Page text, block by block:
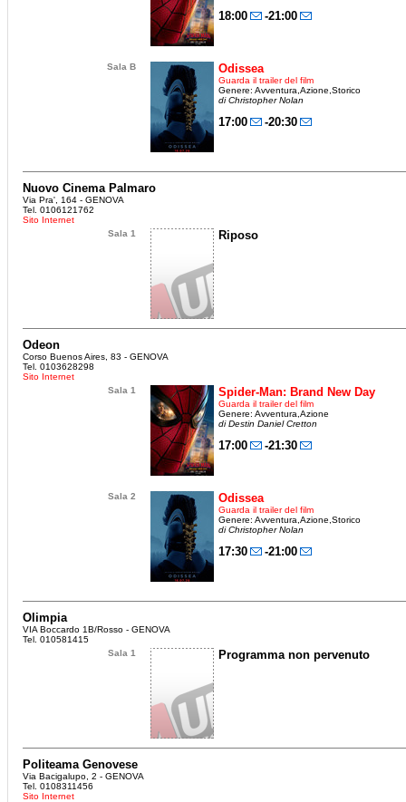
18:00 -21:00
Sala B Odissea
Guarda il trailer del film
Genere: Avventura,Azione,Storico
di Christopher Nolan
17:00 -20:30
Nuovo Cinema Palmaro
Via Pra', 164 - GENOVA
Tel. 0106121762
Sito Internet
Sala 1
Riposo
Odeon
Corso Buenos Aires, 83 - GENOVA
Tel. 0103628298
Sito Internet
Sala 1
Spider-Man: Brand New Day
Guarda il trailer del film
Genere: Avventura,Azione
di Destin Daniel Cretton
17:00 -21:30
Sala 2 Odissea
Guarda il trailer del film
Genere: Avventura,Azione,Storico
di Christopher Nolan
17:30 -21:00
Olimpia
VIA Boccardo 1B/Rosso - GENOVA
Tel. 010581415
Sala 1
Programma non pervenuto
Politeama Genovese
Via Bacigalupo, 2 - GENOVA
Tel. 0108311456
Sito Internet